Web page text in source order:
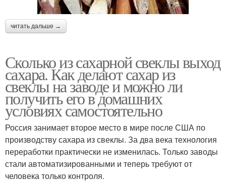
читать дальше →
Сколько из сахарной свеклы выход
сахара. Как делают сахар из
свеклы на заводе и можно ли
получить его в домашних
условиях самостоятельно
Россия занимает второе место в мире после США по
производству сахара из свеклы. За два века технология
переработки практически не изменилась. Только заводы
стали автоматизированными и теперь требуют от
человека только контроля.